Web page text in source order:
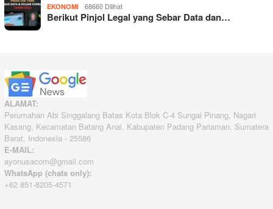
EKONOMI 68660 Dilihat
Berikut Pinjol Legal yang Sebar Data dan…
ALAMAT:
Perumahan Abi Singgalang Batas Kota Blok C-4 Sungai Pinang, Nagari
Kasang, Kecamatan Batang Anai, Kabupaten Padang Pariaman, Sumatera
Barat, Indonesia - 25586
E-MAIL:
ayonusacom@gmail.com
WhatsApp (chats only):
+62 851-8205-4571